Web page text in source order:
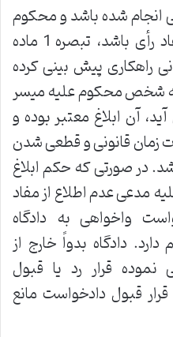
انجام شده باشد و محکوم
علیه مدعی عدم اطلاع از مفاد رأی باشد، تبصره 1 ماده
راهکاری پیش بینی کرده
شخص محکوم علیه میسر
آن ابلاغ معتبر بوده و
زمان قانونی و قطعی شدن
در صورتی که حکم ابلاغ
مدعی عدم اطلاع از مفاد
واخواهی به دادگاه
دادگاه بدواً خارج از
قرار رد یا قبول
قبول دادخواست مانع